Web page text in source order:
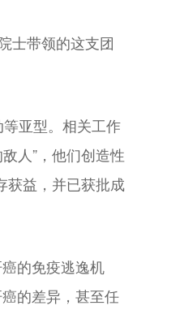
士带领的这支团
亚型。相关工作
人”，他们创造性
获益，并已获批成
的免疫逃逸机
的差异，甚至任